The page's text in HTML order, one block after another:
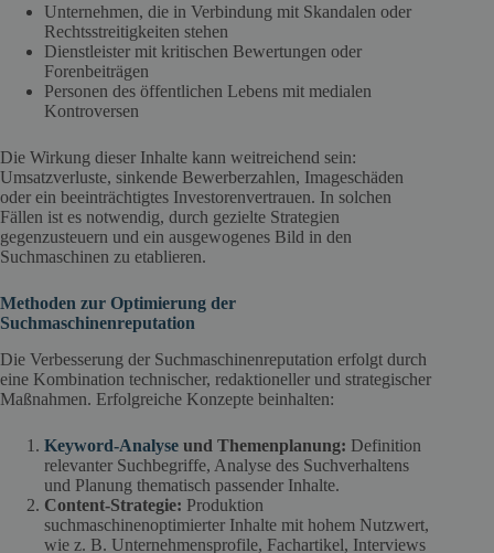
Unternehmen, die in Verbindung mit Skandalen oder
Rechtsstreitigkeiten stehen
Dienstleister mit kritischen Bewertungen oder
Forenbeiträgen
Personen des öffentlichen Lebens mit medialen
Kontroversen
Die Wirkung dieser Inhalte kann weitreichend sein:
Umsatzverluste, sinkende Bewerberzahlen, Imageschäden
oder ein beeinträchtigtes Investorenvertrauen. In solchen
Fällen ist es notwendig, durch gezielte Strategien
gegenzusteuern und ein ausgewogenes Bild in den
Suchmaschinen zu etablieren.
Methoden zur Optimierung der
Suchmaschinenreputation
Die Verbesserung der Suchmaschinenreputation erfolgt durch
eine Kombination technischer, redaktioneller und strategischer
Maßnahmen. Erfolgreiche Konzepte beinhalten:
Keyword-Analyse und Themenplanung: Definition
relevanter Suchbegriffe, Analyse des Suchverhaltens
und Planung thematisch passender Inhalte.
Content-Strategie: Produktion
suchmaschinenoptimierter Inhalte mit hohem Nutzwert,
wie z. B. Unternehmensprofile, Fachartikel, Interviews